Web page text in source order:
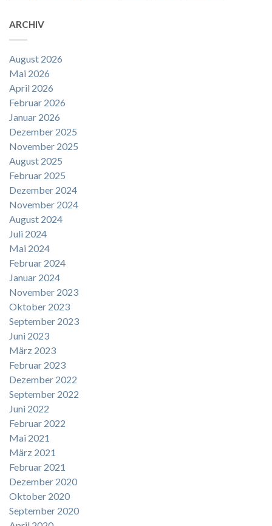
ARCHIV
August 2026
Mai 2026
April 2026
Februar 2026
Januar 2026
Dezember 2025
November 2025
August 2025
Februar 2025
Dezember 2024
November 2024
August 2024
Juli 2024
Mai 2024
Februar 2024
Januar 2024
November 2023
Oktober 2023
September 2023
Juni 2023
März 2023
Februar 2023
Dezember 2022
September 2022
Juni 2022
Februar 2022
Mai 2021
März 2021
Februar 2021
Dezember 2020
Oktober 2020
September 2020